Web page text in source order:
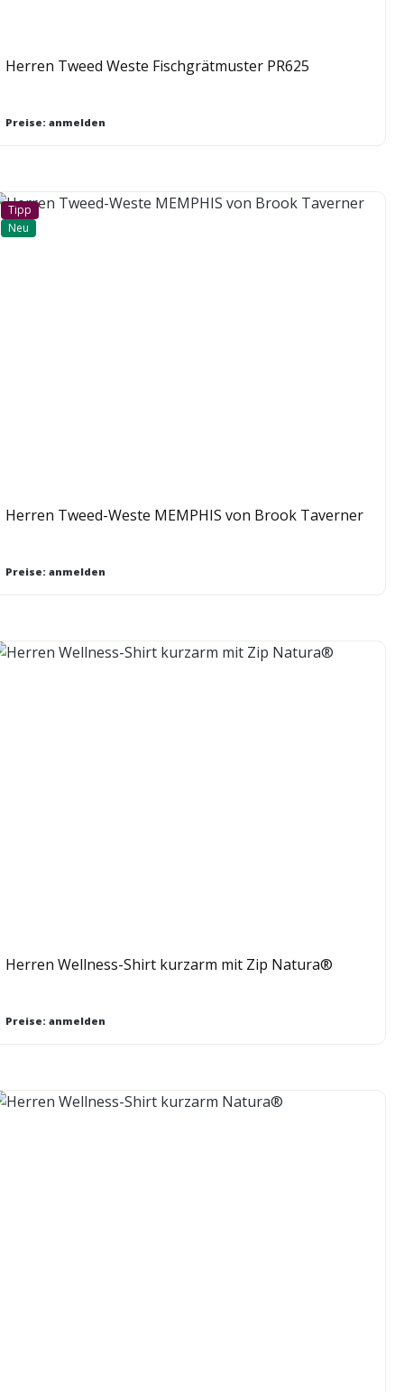
Herren Tweed Weste Fischgrätmuster PR625
Preise: anmelden
Tipp
Neu
Herren Tweed-Weste MEMPHIS von Brook Taverner
Preise: anmelden
Herren Wellness-Shirt kurzarm mit Zip Natura®
Preise: anmelden